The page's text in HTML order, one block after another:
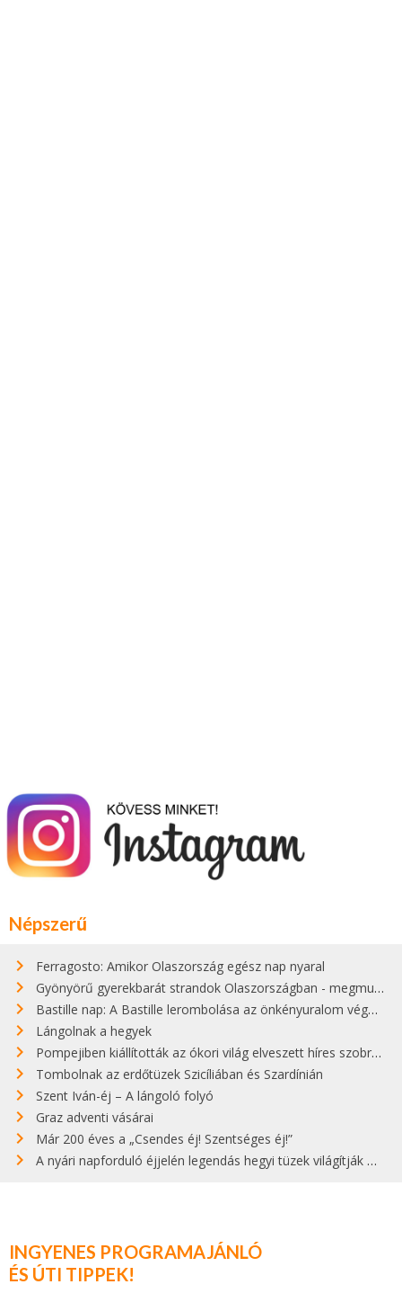
Népszerű
Ferragosto: Amikor Olaszország egész nap nyaral
Gyönyörű gyerekbarát strandok Olaszországban - megmutatjuk a 15 legjobbat
Bastille nap: A Bastille lerombolása az önkényuralom végét jelentette
Lángolnak a hegyek
Pompejiben kiállították az ókori világ elveszett híres szobrának másolatát
Tombolnak az erdőtüzek Szicíliában és Szardínián
Szent Iván-éj – A lángoló folyó
Graz adventi vásárai
Már 200 éves a „Csendes éj! Szentséges éj!”
A nyári napforduló éjjelén legendás hegyi tüzek világítják meg Zugspitzét
INGYENES PROGRAMAJÁNLÓ
ÉS ÚTI TIPPEK!